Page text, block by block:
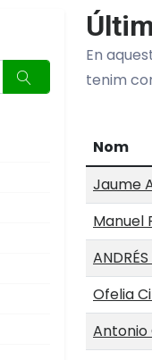
En
tenim
Nom
Jaume
Manuel
Ofelia
Antonio